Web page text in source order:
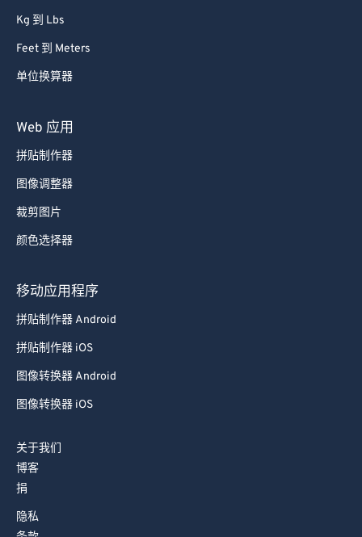
Kg 到 Lbs
Feet 到 Meters
单位换算器
Web 应用
拼贴制作器
图像调整器
裁剪图片
颜色选择器
移动应用程序
拼贴制作器 Android
拼贴制作器 iOS
图像转换器 Android
图像转换器 iOS
关于我们
博客
捐
隐私